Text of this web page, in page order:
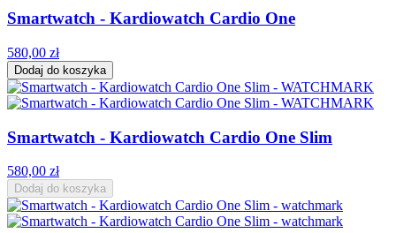
Smartwatch - Kardiowatch Cardio One
580,00 zł
Dodaj do koszyka
Smartwatch - Kardiowatch Cardio One Slim
580,00 zł
Dodaj do koszyka